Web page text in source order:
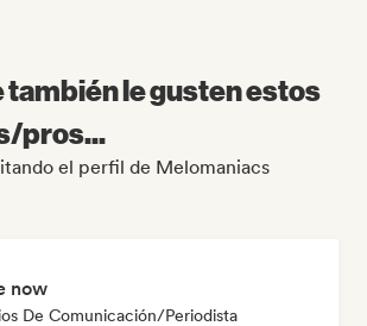
también le gusten estos
pros...
el perfil de Melomaniacs
now
De Comunicación/Periodista